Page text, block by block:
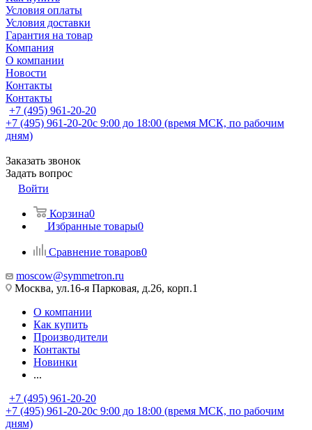
Условия оплаты
Условия доставки
Гарантия на товар
Компания
О компании
Новости
Контакты
Контакты
+7 (495) 961-20-20
+7 (495) 961-20-20с 9:00 до 18:00 (время МСК, по рабочим
дням)
Заказать звонок
Задать вопрос
Войти
Корзина0
Избранные товары0
Сравнение товаров0
moscow@symmetron.ru
Москва, ул.16-я Парковая, д.26, корп.1
О компании
Как купить
Производители
Контакты
Новинки
...
+7 (495) 961-20-20
+7 (495) 961-20-20с 9:00 до 18:00 (время МСК, по рабочим
дням)